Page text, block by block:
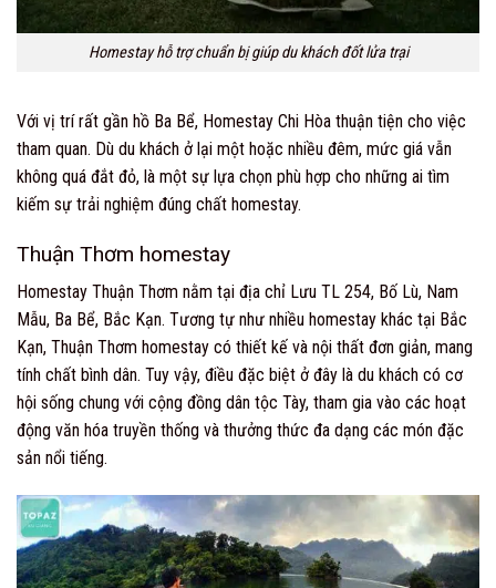
Homestay hỗ trợ chuẩn bị giúp du khách đốt lửa trại
Với vị trí rất gần hồ Ba Bể, Homestay Chi Hòa thuận tiện cho việc
tham quan. Dù du khách ở lại một hoặc nhiều đêm, mức giá vẫn
không quá đắt đỏ, là một sự lựa chọn phù hợp cho những ai tìm
kiếm sự trải nghiệm đúng chất homestay.
Thuận Thơm homestay
Homestay Thuận Thơm nằm tại địa chỉ Lưu TL 254, Bố Lù, Nam
Mẫu, Ba Bể, Bắc Kạn. Tương tự như nhiều homestay khác tại Bắc
Kạn, Thuận Thơm homestay có thiết kế và nội thất đơn giản, mang
tính chất bình dân. Tuy vậy, điều đặc biệt ở đây là du khách có cơ
hội sống chung với cộng đồng dân tộc Tày, tham gia vào các hoạt
động văn hóa truyền thống và thưởng thức đa dạng các món đặc
sản nổi tiếng.